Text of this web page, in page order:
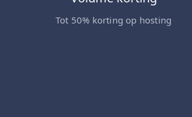
Tot 50% korting op hosting